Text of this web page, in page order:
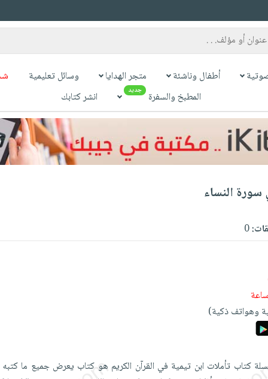
أطفال وناشئة متجر الهدايا وسائل تعليمية
المطبخ والسفرة
جديد انشر كتابك
سورة النساء
0
وهواتف ذكية)
كتاب تأملات ابن تيمية في القرآن الكريم هو كتاب يعرض جميع ما